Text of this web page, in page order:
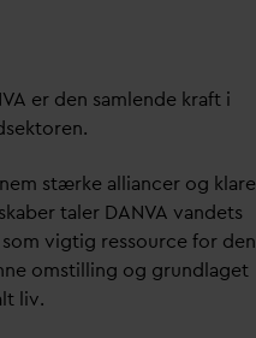
VA er den samlende kraft i
stærke alliancer og klare
taler DANVA vandets
som vigtig ressource for den
omstilling og grundlaget
liv.